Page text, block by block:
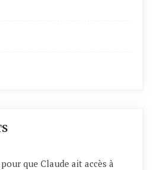
que Claude ait accès à